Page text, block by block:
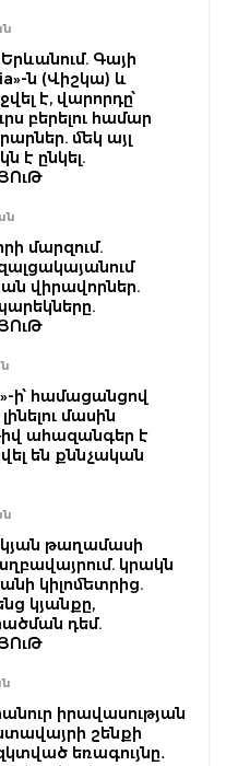
Գայի
ն (Վիշկա) և
է, վարորդը՝
բերելու համար
մեկ այլ
է ընկել.
մարզում.
վիրավորներ.
ի՝ համացանցով
մասին
ահազանգեր է
են քննչական
թաղամասի
կրակն
կիլոմետրից.
կյանքը,
դեմ.
իրավասության
շենքի
եռագույնը․